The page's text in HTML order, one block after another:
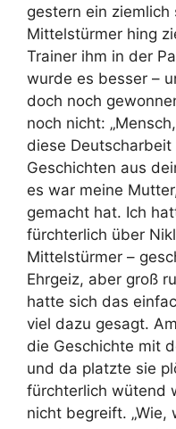
gestern ein
Mittelstürmer hing
Trainer ihm in der
wurde es besser –
doch noch
noch nicht:
diese
Geschichten aus
es war meine
gemacht hat. Ich
fürchterlich über
Mittelstürmer –
Ehrgeiz, aber groß
hatte sich das
viel dazu gesagt.
die Geschichte mit
und da platzte sie
fürchterlich wütend
nicht begreift. „Wie,